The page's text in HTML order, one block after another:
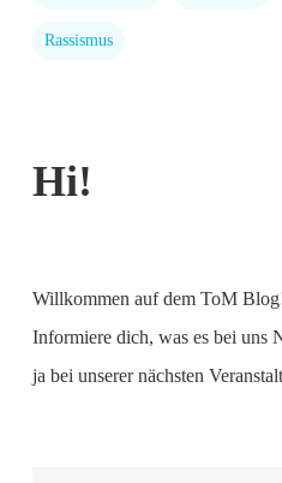
Rassismus
Hi!
Willkommen auf dem ToM
Informiere dich, was es bei uns
ja bei unserer nächsten